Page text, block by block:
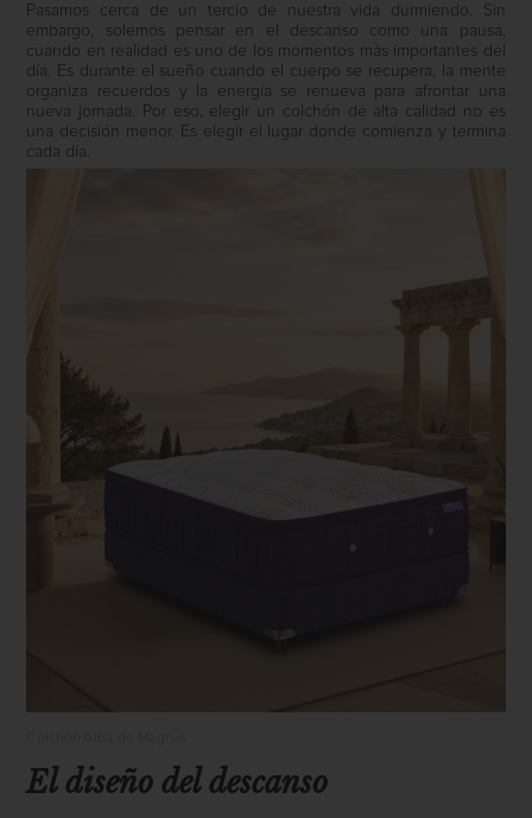
Pasamos cerca de un tercio de nuestra vida durmiendo. Sin
embargo, solemos pensar en el descanso como una pausa,
cuando en realidad es uno de los momentos más importantes del
día. Es durante el sueño cuando el cuerpo se recupera, la mente
organiza recuerdos y la energía se renueva para afrontar una
nueva jornada. Por eso, elegir un colchón de alta calidad no es
una decisión menor. Es elegir el lugar donde comienza y termina
cada día.
El diseño del descanso